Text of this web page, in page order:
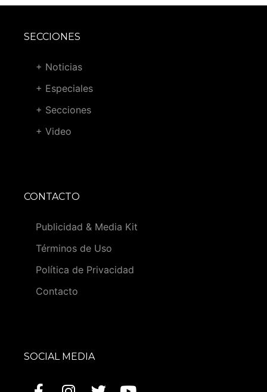
SECCIONES
+ Noticias
+ Especiales
+ Secciones
+ Video
CONTACTO
Publicidad & Media Kit
Términos de Uso
Política de Privacidad
Contacto
SOCIAL MEDIA